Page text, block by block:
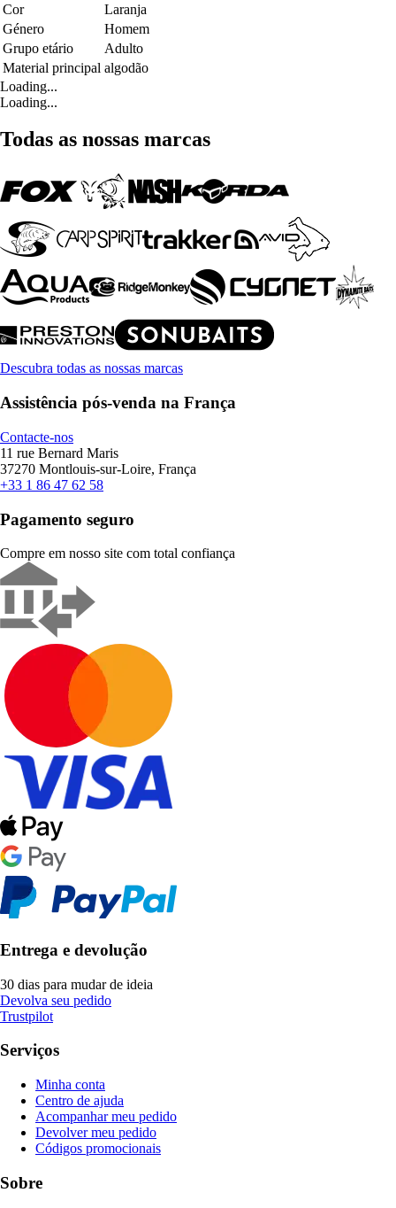
Cor
Laranja
Género
Homem
Grupo etário
Adulto
Material principal algodão
Loading...
Loading...
Todas as nossas marcas
Descubra todas as nossas marcas
Assistência pós-venda na França
Contacte-nos
11 rue Bernard Maris
37270 Montlouis-sur-Loire, França
+33 1 86 47 62 58
Pagamento seguro
Compre em nosso site com total confiança
Entrega e devolução
30 dias para mudar de ideia
Devolva seu pedido
Trustpilot
Serviços
Minha conta
Centro de ajuda
Acompanhar meu pedido
Devolver meu pedido
Códigos promocionais
Sobre